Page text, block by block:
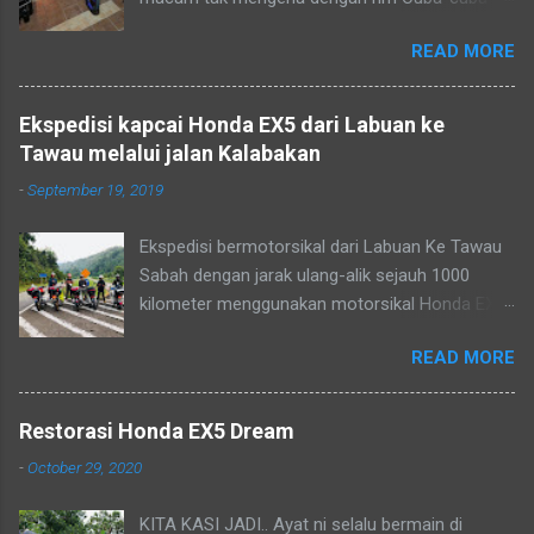
Labuan. Kelihatan seorang nela...
menggunakan fork honda wave 125. Aku
oleh Racing Boy. Siap la sedikit tapi masih ada
yang perlu dibuat lagi ni Projek yang belum
menjadi, belum jumpa bakul Layan Konvoi naik
bukit Kimanis batu 16 Ex5 dream FI 110 Santai
petang bersamanya menunggu matahari
terbenam.
READ MORE
Ekspedisi kapcai Honda EX5 dari Labuan ke
Tawau melalui jalan Kalabakan
-September 19, 2019
Ekspedisi bermotorsikal dari Labuan Ke Tawau
Sabah dengan jarak ulang-alik sejauh 1000
kilometer menggunakan motorsikal Honda EX5
Kami disajikan pemandangan indah berbukit-
bukau yang menghijau melalui jalan kalabakan.
Perjalanan yang santai dan berhenti di beberapa
Bergambar sebelum menaiki bukit kimanis
READ MORE
Restorasi Honda EX5 Dream
-October 29, 2020
KITA KASI JADI.. Ayat ni selalu bermain di